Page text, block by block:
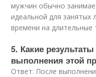
мужчин обычно
идеальной для занятых
времени на длительные
5. Какие
выполнения этой
Ответ: После